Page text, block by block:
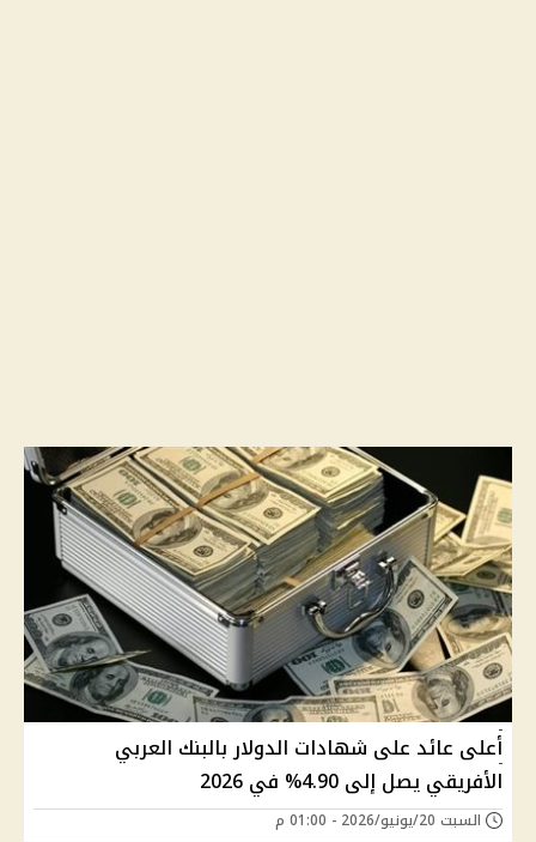
أعلى عائد على شهادات الدولار بالبنك العربي
الأفريقي يصل إلى 4.90% في 2026
السبت 20/يونيو/2026 - 01:00 م